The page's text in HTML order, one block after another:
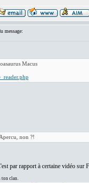
message:
Macus
non ?!
par rapport à certaine vidéo
ton clan.